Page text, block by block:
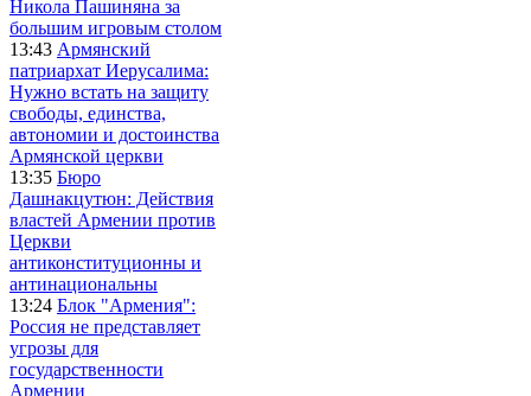
Никола Пашиняна за
большим игровым столом
13:43 Армянский
патриархат Иерусалима:
Нужно встать на защиту
свободы, единства,
автономии и достоинства
Армянской церкви
13:35 Бюро
Дашнакцутюн: Действия
властей Армении против
Церкви
антиконституционны и
антинациональны
13:24 Блок "Армения":
Россия не представляет
угрозы для
государственности
Армении